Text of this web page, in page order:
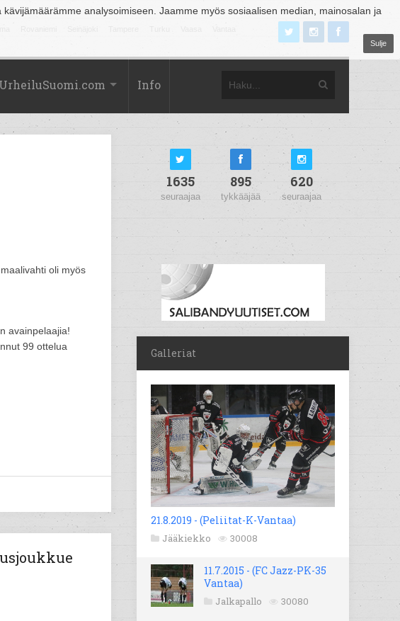
analysoimiseen. Jaamme myös sosiaalisen median, mainosalan ja
Sulje
UrheiluSuomi.com Info
oli myös
avainpelaajia!
99 ottelua
1635
seuraajaa
895
tykkääjää
620
seuraajaa
Galleriat
21.8.2019 - (Peliitat-K-Vantaa)
Jääkiekko 30008
11.7.2015 - (FC Jazz-PK-35
Vantaa)
Jalkapallo 30080